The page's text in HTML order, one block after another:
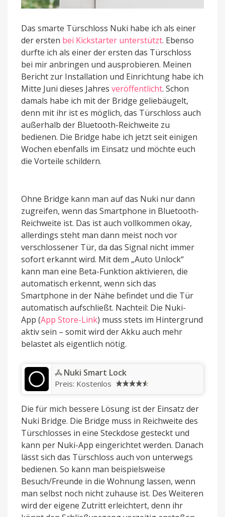
Das smarte Türschloss Nuki habe ich als einer
der ersten bei Kickstarter unterstützt. Ebenso
durfte ich als einer der ersten das Türschloss
bei mir anbringen und ausprobieren. Meinen
Bericht zur Installation und Einrichtung habe ich
Mitte Juni dieses Jahres veröffentlicht. Schon
damals habe ich mit der Bridge geliebäugelt,
denn mit ihr ist es möglich, das Türschloss auch
außerhalb der Bluetooth-Reichweite zu
bedienen. Die Bridge habe ich jetzt seit einigen
Wochen ebenfalls im Einsatz und möchte euch
die Vorteile schildern.
Ohne Bridge kann man auf das Nuki nur dann
zugreifen, wenn das Smartphone in Bluetooth-
Reichweite ist. Das ist auch vollkommen okay,
allerdings steht man dann meist noch vor
verschlossener Tür, da das Signal nicht immer
sofort erkannt wird. Mit dem „Auto Unlock“
kann man eine Beta-Funktion aktivieren, die
automatisch erkennt, wenn sich das
Smartphone in der Nähe befindet und die Tür
automatisch aufschließt. Nachteil: Die Nuki-
App (App Store-Link) muss stets im Hintergrund
aktiv sein – somit wird der Akku auch mehr
belastet als eigentlich nötig.
‎Nuki Smart Lock
Preis: Kostenlos
Die für mich bessere Lösung ist der Einsatz der
Nuki Bridge. Die Bridge muss in Reichweite des
Türschlosses in eine Steckdose gesteckt und
kann per Nuki-App eingerichtet werden. Danach
lässt sich das Türschloss auch von unterwegs
bedienen. So kann man beispielsweise
Besuch/Freunde in die Wohnung lassen, wenn
man selbst noch nicht zuhause ist. Des Weiteren
wird der eigene Zutritt erleichtert, denn ihr